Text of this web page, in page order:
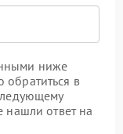
ниже
в
нашли ответ на